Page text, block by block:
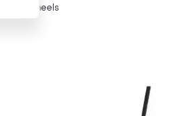
Hot Wheels